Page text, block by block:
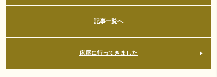
記事一覧へ
床屋に行ってきました